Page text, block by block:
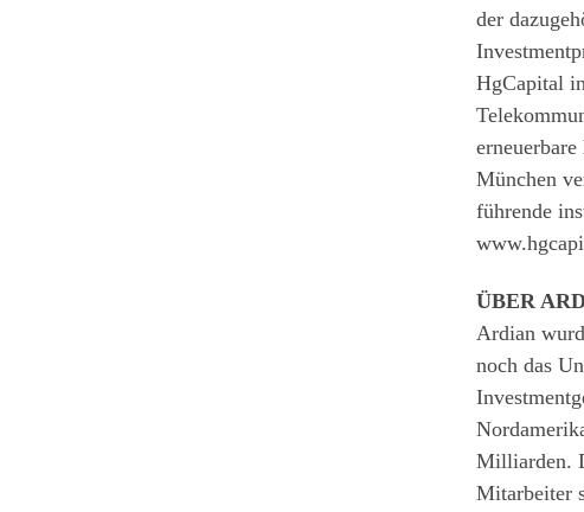
der
HgCapital
München
führende
ÜBER
Ardian
noch das
Milliarden.
Mitarbeiter